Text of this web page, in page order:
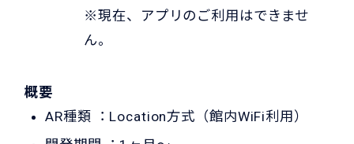
※現在、アプリのご利用はできませ
ん。
概要
AR種類 ：Location方式（館内WiFi利用）